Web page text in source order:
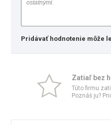
Pridávať hodnotenie môže
Zatiaľ bez
Túto firmu
Poznáš ju?